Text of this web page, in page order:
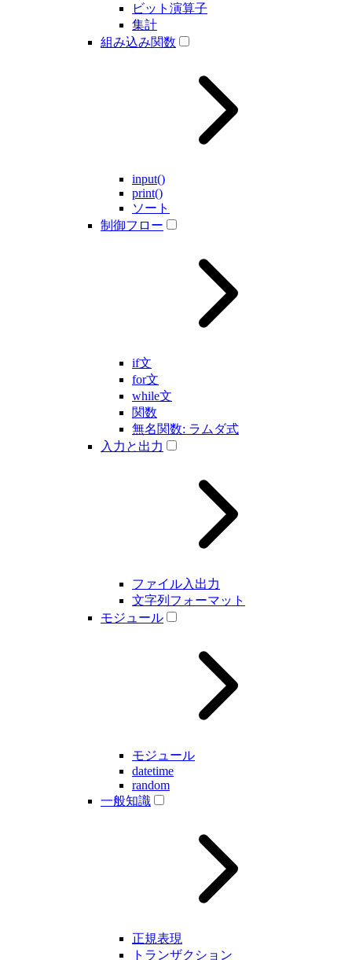
ビット演算子
集計
組み込み関数
input()
print()
ソート
制御フロー
if文
for文
while文
関数
無名関数: ラムダ式
入力と出力
ファイル入出力
文字列フォーマット
モジュール
モジュール
datetime
random
一般知識
正規表現
トランザクション